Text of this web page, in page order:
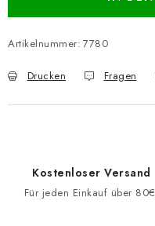
Artikelnummer: 7780
Drucken Fragen
Kostenloser Versand
Für jeden Einkauf über